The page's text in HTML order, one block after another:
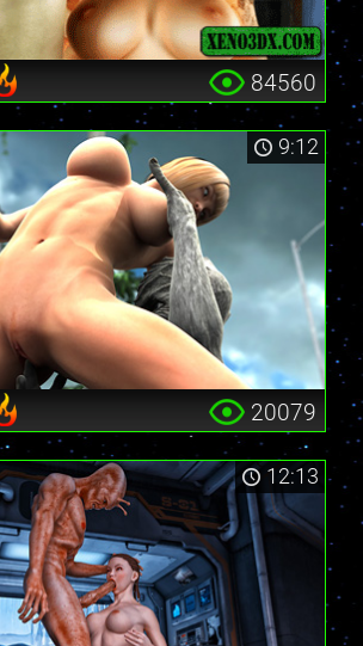
84560
9:12
20079
12:13